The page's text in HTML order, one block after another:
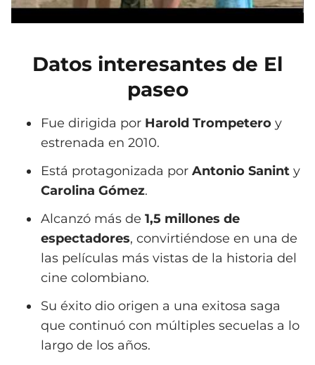
Datos interesantes de El
paseo
Fue dirigida por Harold Trompetero y
estrenada en 2010.
Está protagonizada por Antonio Sanint y
Carolina Gómez.
Alcanzó más de 1,5 millones de
espectadores, convirtiéndose en una de
las películas más vistas de la historia del
cine colombiano.
Su éxito dio origen a una exitosa saga
que continuó con múltiples secuelas a lo
largo de los años.